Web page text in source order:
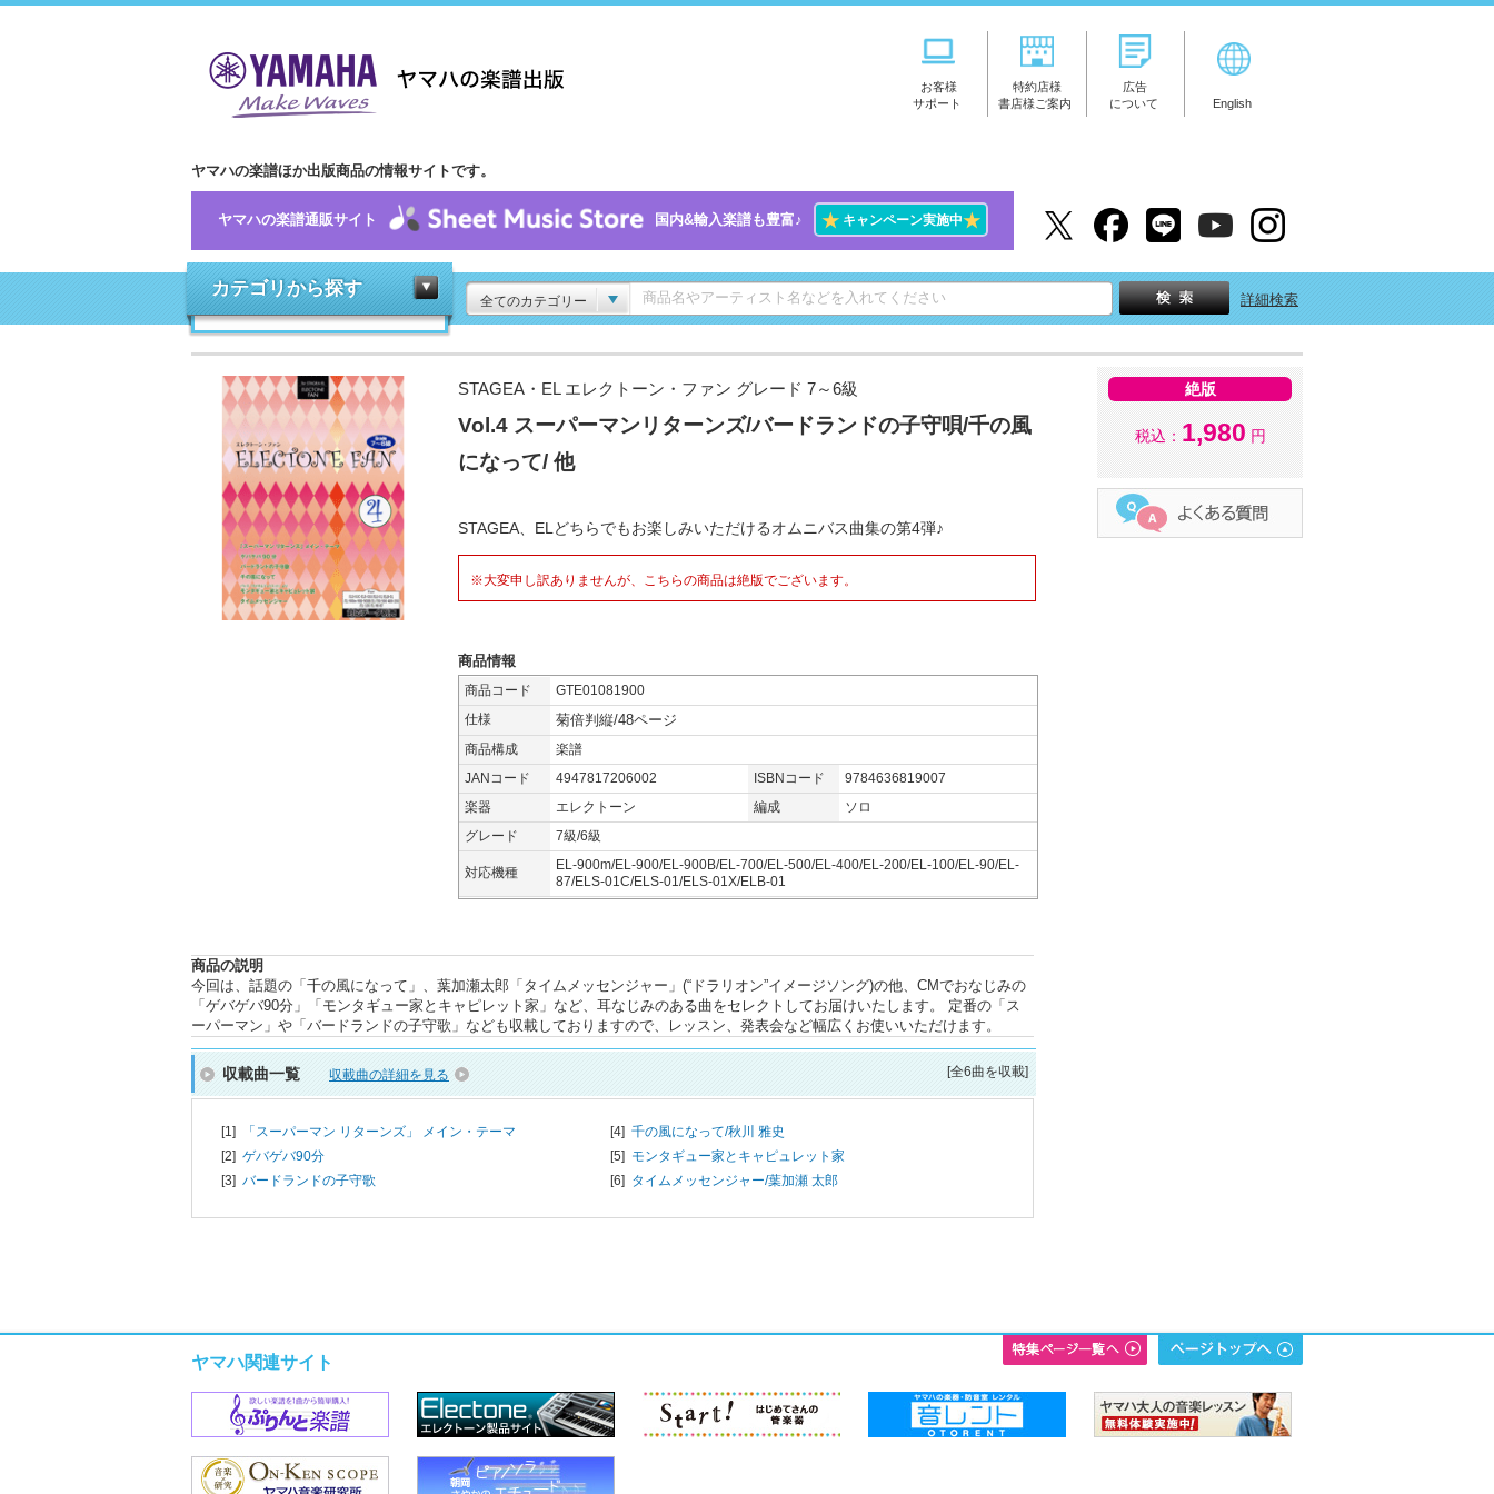
お客様
サポート
特約店様
書店様ご案内
広告
について
English
ヤマハの楽譜ほか出版商品の情報サイトです。
ヤマハの楽譜通販サイト 国内&輸入楽譜も豊富♪ ★キャンペーン実施中★
カテゴリから探す
全てのカテゴリー 詳細検索
STAGEA・EL エレクトーン・ファン グレード 7～6級
Vol.4 スーパーマンリターンズ/バードランドの子守唄/千の風
になって/ 他
STAGEA、ELどちらでもお楽しみいただけるオムニバス曲集の第4弾♪
※大変申し訳ありませんが、こちらの商品は絶版でございます。
商品情報
商品コード
GTE01081900
仕様
菊倍判縦/48ページ
商品構成
楽譜
JANコード
4947817206002 ISBNコード
9784636819007
楽器
エレクトーン 編成
ソロ
グレード
7級/6級
対応機種
EL-900m/EL-900/EL-900B/EL-700/EL-500/EL-400/EL-200/EL-100/EL-90/EL-
87/ELS-01C/ELS-01/ELS-01X/ELB-01
商品の説明
今回は、話題の「千の風になって」、葉加瀬太郎「タイムメッセンジャー」(“ドラリオン”イメージソング)の他、CMでおなじみの
「ゲバゲバ90分」「モンタギュー家とキャピレット家」など、耳なじみのある曲をセレクトしてお届けいたします。 定番の「ス
ーパーマン」や「バードランドの子守歌」なども収載しておりますので、レッスン、発表会など幅広くお使いいただけます。
収載曲一覧 収載曲の詳細を見る [全6曲を収載]
[1]
「スーパーマン リターンズ」 メイン・テーマ
[2] ゲバゲバ90分
[3] バードランドの子守歌
[4] 千の風になって/秋川 雅史
[5] モンタギュー家とキャピュレット家
[6] タイムメッセンジャー/葉加瀬 太郎
絶版
税込： 1,980 円
ヤマハ関連サイト